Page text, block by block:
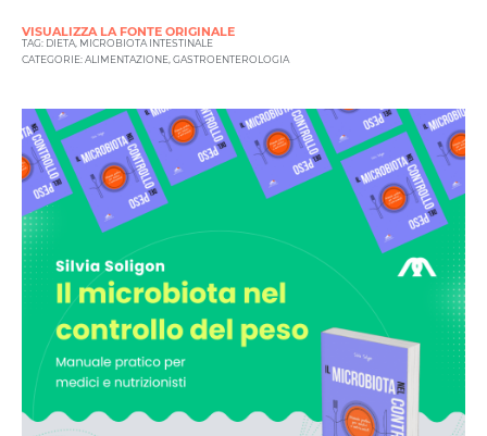
VISUALIZZA LA FONTE ORIGINALE
TAG: DIETA MICROBIOTA INTESTINALE
CATEGORIE:ALIMENTAZIONE GASTROENTEROLOGIA